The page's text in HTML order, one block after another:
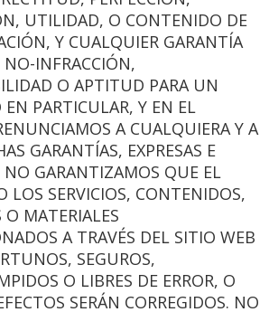
UTILIDAD, O CONTENIDO DE
Y CUALQUIER GARANTÍA
INFRACCIÓN,
O APTITUD PARA UN
EN PARTICULAR, Y EN EL
A CUALQUIERA Y A
GARANTÍAS, EXPRESAS E
NO GARANTIZAMOS QUE EL
LOS SERVICIOS, CONTENIDOS,
MATERIALES
A TRAVÉS DEL SITIO WEB
SEGUROS,
O LIBRES DE ERROR, O
SERÁN CORREGIDOS. NO